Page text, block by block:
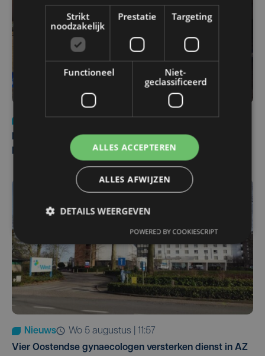
Nieuws
di 4 augustus | 09:32
Man en vrouw dood aangetroffen in woning in Sint-
Pieters Brugge
Nieuws
wo 5 augustus | 11:57
Vier Oostendse gynaecologen versterken dienst in AZ
Strikt
noodzakelijk
Prestatie Targeting
Functioneel
Niet-
geclassificeerd
ALLES ACCEPTEREN
ALLES AFWIJZEN
DETAILS WEERGEVEN
POWERED BY COOKIESCRIPT